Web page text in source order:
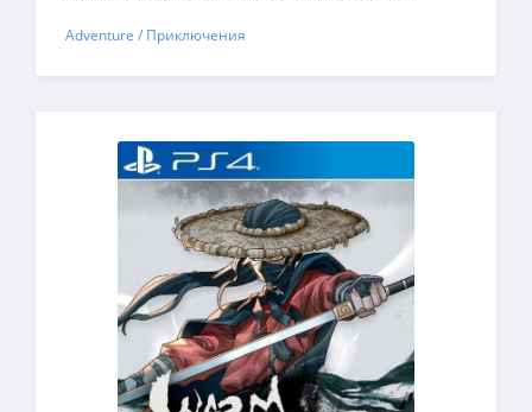
Adventure / Приключения